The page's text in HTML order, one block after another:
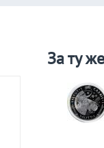
За ту